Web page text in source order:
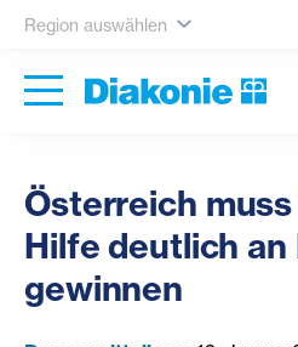
Region auswählen
Österreich
Hilfe deutlich an
gewinnen